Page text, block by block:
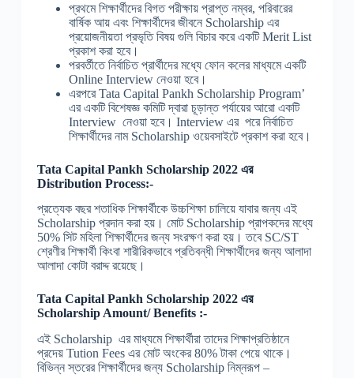
প্রথমে শিক্ষার্থীদের বিগত পরীক্ষায় প্রাপ্ত নম্বর, পরিবারের
বার্ষিক আয় এবং শিক্ষার্থীদের জীবনে Scholarship এর
প্রয়োজনীয়তা প্রভৃতি বিষয় গুলি বিচার করে একটি Merit List
প্রকাশ করা হবে।
পরবর্তীতে নির্বাচিত প্রার্থীদের মধ্যে ফোন কলের মাধ্যমে একটি
Online Interview নেওয়া হবে।
এরপরে Tata Capital Pankh Scholarship Program’
এর একটি বিশেষজ্ঞ কমিটি দ্বারা চূড়ান্ত পর্যায়ের আরো একটি
Interview নেওয়া হবে। Interview এর পরে নির্বাচিত
শিক্ষার্থীদের নাম Scholarship ওয়েবসাইটে প্রকাশ করা হবে।
Tata Capital Pankh Scholarship 2022 এর
Distribution Process:-
প্রত্যেক বছর শতাধিক শিক্ষার্থীকে উচ্চশিক্ষা চালিয়ে যাবার জন্য এই
Scholarship প্রদান করা হয়। মোট Scholarship প্রাপকদের মধ্যে
50% সিট মহিলা শিক্ষার্থীদের জন্য সংরক্ষণ করা হয়। তবে SC/ST
শ্রেণীর শিক্ষার্থী কিংবা শারীরিকভাবে প্রতিবন্ধী শিক্ষার্থীদের জন্য আলাদা
আলাদা কোটা বরাদ্দ রয়েছে।
Tata Capital Pankh Scholarship 2022 এর
Scholarship Amount/ Benefits :-
এই Scholarship এর মাধ্যমে শিক্ষার্থীরা তাদের শিক্ষাপ্রতিষ্ঠানে
প্রদেয় Tution Fees এর মোট অংকের 80% টাকা পেয়ে থাকে।
বিভিন্ন স্তরের শিক্ষার্থীদের জন্য Scholarship নিম্নরূপ –